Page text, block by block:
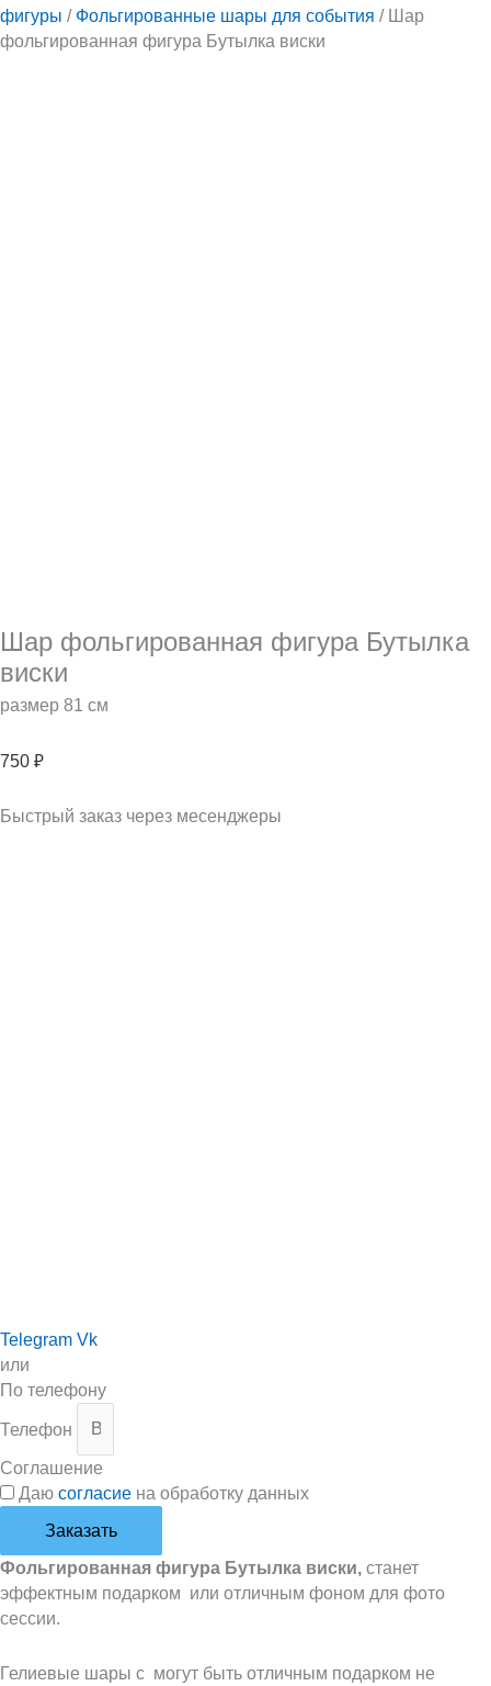
фигуры / Фольгированные шары для события / Шар
фольгированная фигура Бутылка виски
Шар фольгированная фигура Бутылка
виски
размер 81 см
750 ₽
Быстрый заказ через месенджеры
Telegram Vk
или
По телефону
Телефон
Соглашение
Даю согласие на обработку данных
Заказать
Фольгированная фигура Бутылка виски, станет
эффектным подарком или отличным фоном для фото
сессии.
Гелиевые шары с могут быть отличным подарком не